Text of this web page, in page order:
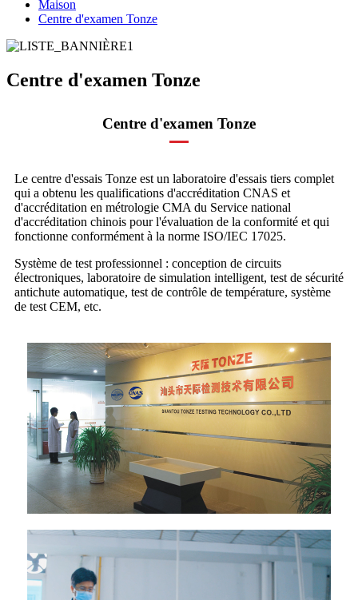
Maison
Centre d'examen Tonze
Centre d'examen Tonze
Centre d'examen Tonze
Le centre d'essais Tonze est un laboratoire d'essais tiers complet
qui a obtenu les qualifications d'accréditation CNAS et
d'accréditation en métrologie CMA du Service national
d'accréditation chinois pour l'évaluation de la conformité et qui
fonctionne conformément à la norme ISO/IEC 17025.
Système de test professionnel : conception de circuits
électroniques, laboratoire de simulation intelligent, test de sécurité
antichute automatique, test de contrôle de température, système
de test CEM, etc.